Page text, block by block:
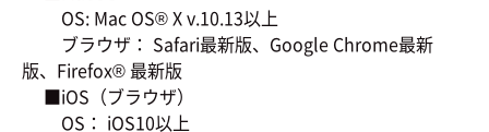
OS: Mac OS® X v.10.13以上
ブラウザ： Safari最新版、Google Chrome最新
版、Firefox® 最新版
■iOS（ブラウザ）
OS： iOS10以上